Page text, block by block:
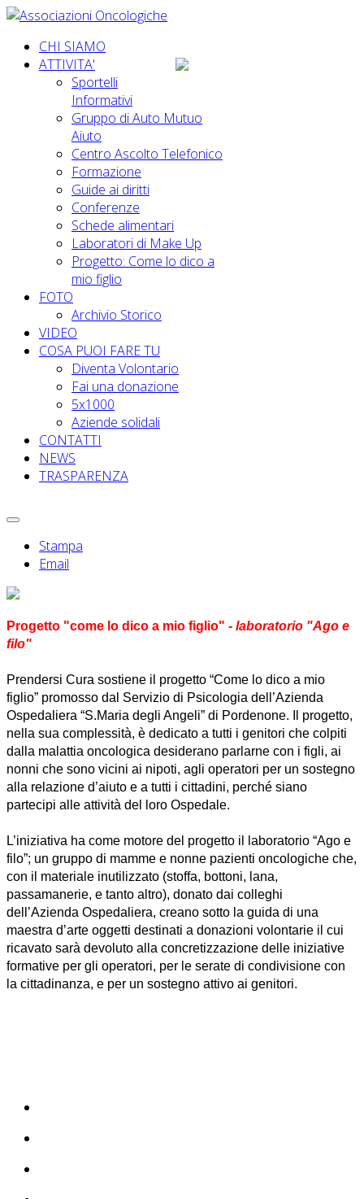
CHI SIAMO
ATTIVITA'
Sportelli
Informativi
Gruppo di Auto Mutuo
Aiuto
Centro Ascolto Telefonico
Formazione
Guide ai diritti
Conferenze
Schede alimentari
Laboratori di Make Up
Progetto: Come lo dico a
mio figlio
FOTO
Archivio Storico
VIDEO
COSA PUOI FARE TU
Diventa Volontario
Fai una donazione
5x1000
Aziende solidali
CONTATTI
NEWS
TRASPARENZA
Stampa
Email
Progetto "come lo dico a mio figlio" - laboratorio "Ago e
filo"
Prendersi Cura sostiene il progetto “Come lo dico a mio
figlio” promosso dal Servizio di Psicologia dell’Azienda
Ospedaliera “S.Maria degli Angeli” di Pordenone. Il progetto,
nella sua complessità, è dedicato a tutti i genitori che colpiti
dalla malattia oncologica desiderano parlarne con i figli, ai
nonni che sono vicini ai nipoti, agli operatori per un sostegno
alla relazione d’aiuto e a tutti i cittadini, perché siano
partecipi alle attività del loro Ospedale.
L’iniziativa ha come motore del progetto il
laboratorio “Ago e
filo”; un gruppo di mamme e nonne pazienti oncologiche che,
con il materiale inutilizzato (stoffa, bottoni, lana,
passamanerie, e tanto altro), donato dai colleghi
dell’Azienda Ospedaliera, creano sotto la guida di una
maestra d’arte oggetti destinati a donazioni volontarie il cui
ricavato sarà devoluto alla concretizzazione delle iniziative
formative per gli operatori, per le serate di condivisione con
la cittadinanza, e per un sostegno attivo ai genitori.